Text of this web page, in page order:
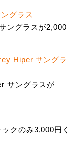
グラス
ングラスが2,000
Hiper サングラ
サングラスが
クのみ3,000円く